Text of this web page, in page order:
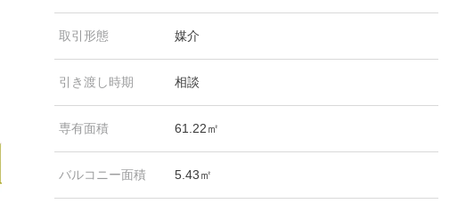
取引形態 媒介
引き渡し時期 相談
専有面積 61.22㎡
バルコニー面積 5.43㎡